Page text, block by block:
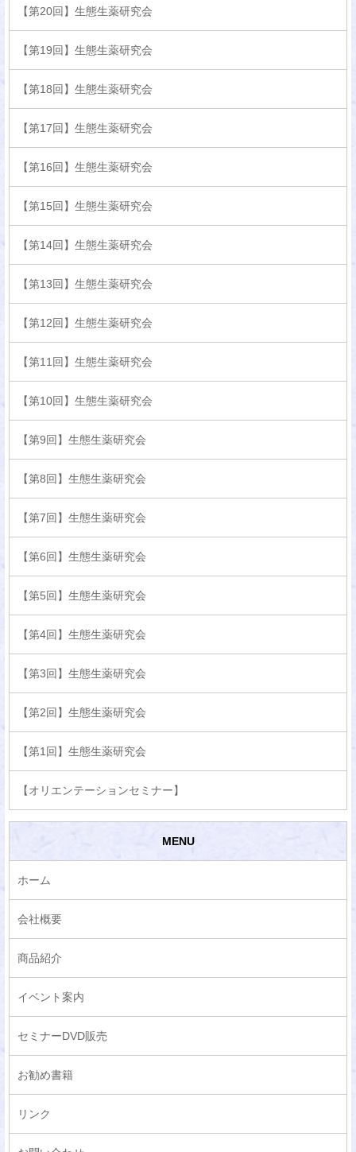
【第20回】生態生薬研究会
【第19回】生態生薬研究会
【第18回】生態生薬研究会
【第17回】生態生薬研究会
【第16回】生態生薬研究会
【第15回】生態生薬研究会
【第14回】生態生薬研究会
【第13回】生態生薬研究会
【第12回】生態生薬研究会
【第11回】生態生薬研究会
【第10回】生態生薬研究会
【第9回】生態生薬研究会
【第8回】生態生薬研究会
【第7回】生態生薬研究会
【第6回】生態生薬研究会
【第5回】生態生薬研究会
【第4回】生態生薬研究会
【第3回】生態生薬研究会
【第2回】生態生薬研究会
【第1回】生態生薬研究会
【オリエンテーションセミナー】
MENU
ホーム
会社概要
商品紹介
イベント案内
セミナーDVD販売
お勧め書籍
リンク